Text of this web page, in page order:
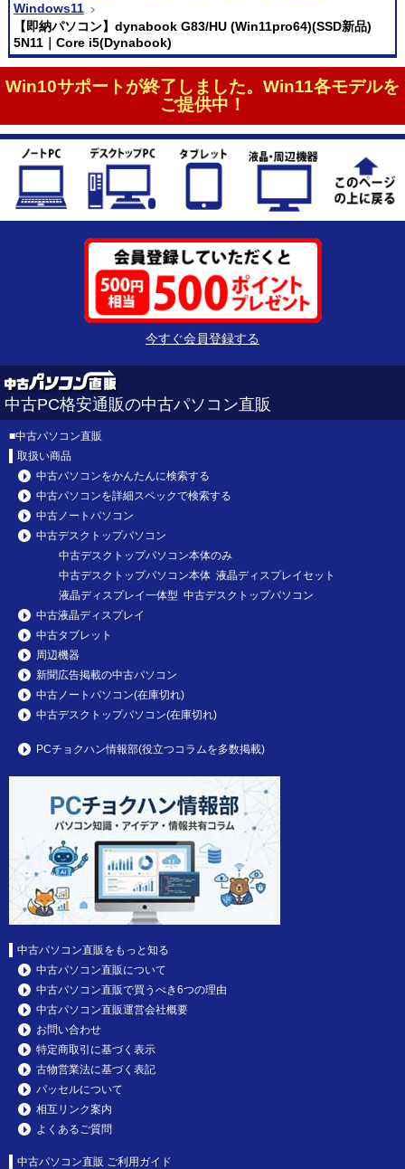
Windows11
【即納パソコン】dynabook G83/HU (Win11pro64)(SSD新品)
5N11｜Core i5(Dynabook)
Win10サポートが終了しました。Win11各モデルを
ご提供中！
今すぐ会員登録する
中古PC格安通販の中古パソコン直販
■中古パソコン直販
取扱い商品
中古パソコンをかんたんに検索する
中古パソコンを詳細スペックで検索する
中古ノートパソコン
中古デスクトップパソコン
中古デスクトップパソコン本体のみ
中古デスクトップパソコン本体 液晶ディスプレイセット
液晶ディスプレイ一体型 中古デスクトップパソコン
中古液晶ディスプレイ
中古タブレット
周辺機器
新聞広告掲載の中古パソコン
中古ノートパソコン(在庫切れ)
中古デスクトップパソコン(在庫切れ)
PCチョクハン情報部(役立つコラムを多数掲載)
中古パソコン直販をもっと知る
中古パソコン直販について
中古パソコン直販で買うべき6つの理由
中古パソコン直販運営会社概要
お問い合わせ
特定商取引に基づく表示
古物営業法に基づく表記
パッセルについて
相互リンク案内
よくあるご質問
中古パソコン直販 ご利用ガイド